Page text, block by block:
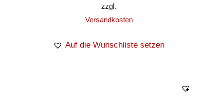
zzgl.
Versandkosten
Auf die Wunschliste setzen